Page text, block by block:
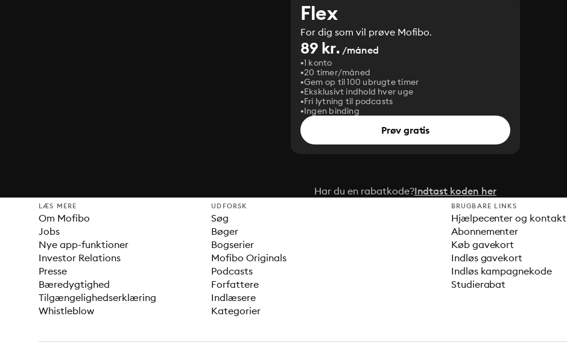
Flex
For dig som vil prøve Mofibo.
89 kr. /måned
1 konto
20 timer/måned
Gem op til 100 ubrugte timer
Eksklusivt indhold hver uge
Fri lytning til podcasts
Ingen binding
Prøv gratis
Har du en rabatkode?Indtast koden her
LÆS MERE
Om Mofibo
Jobs
Nye app-funktioner
Investor Relations
Presse
Bæredygtighed
Tilgængelighedserklæring
Whistleblow
UDFORSK
Søg
Bøger
Bogserier
Mofibo Originals
Podcasts
Forfattere
Indlæsere
Kategorier
BRUGBARE LINKS
Hjælpecenter og kontakt
Abonnementer
Køb gavekort
Indløs gavekort
Indløs kampagnekode
Studierabat